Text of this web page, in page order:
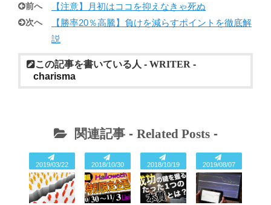
前へ 【注意】月初はココを抑えなきゃ死ぬ
次へ
【勝率20％高騰】負けを減らすポイントを徹底解
説
この記事を書いている人 - WRITER -
charisma
関連記事 - Related Posts-
2019/03/22 2018/10/30 2018/10/19 2019/08/07